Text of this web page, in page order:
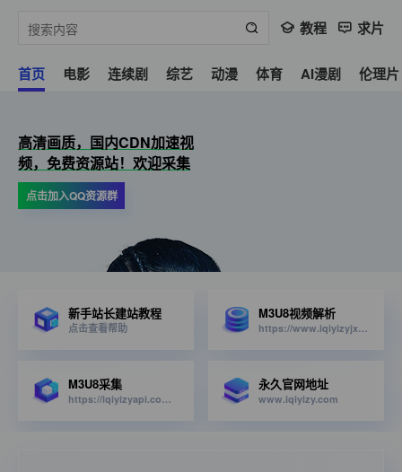
教程 求片
首页 电影 连续剧 综艺 动漫 体育 AI漫剧 伦理片
高清画质，国内CDN加速视
频，免费资源站！欢迎采集
点击加入QQ资源群
新手站长建站教程
点击查看帮助
M3U8视频解析
https://www.iqiyizyjx.com/?url=
M3U8采集
https://iqiyizyapi.com/api.php/provide/vod/from/snm3u8/at/xml
永久官网地址
www.iqiyizy.com